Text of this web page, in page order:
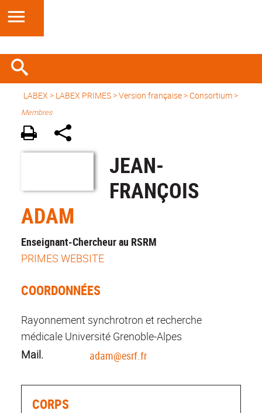
LABEX > LABEX PRIMES>Version française> Consortium >
Membres
JEAN-
FRANÇOIS
ADAM
Enseignant-Chercheur au RSRM
PRIMES WEBSITE
COORDONNÉES
Rayonnement synchrotron et recherche
médicale Université Grenoble-Alpes
Mail.
adam@esrf.fr
CORPS